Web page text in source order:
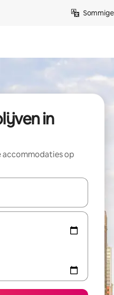
in
accommodaties op
zijn, maak je een